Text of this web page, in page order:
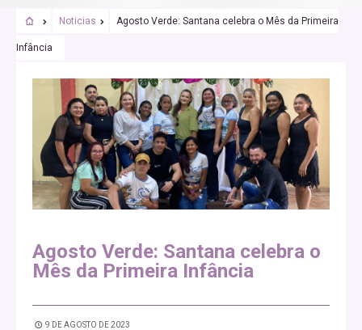
Noticias Agosto Verde: Santana celebra o Mês da Primeira
Infância
Agosto Verde: Santana celebra o
Mês da Primeira Infância
9 DE AGOSTO DE 2023